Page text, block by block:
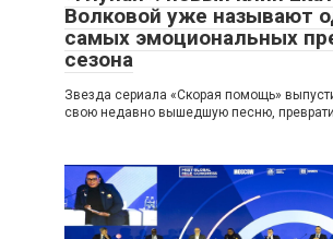
Волковой уже называют
самых эмоциональных
сезона
Звезда сериала «Скорая помощь»
свою недавно вышедшую песню,